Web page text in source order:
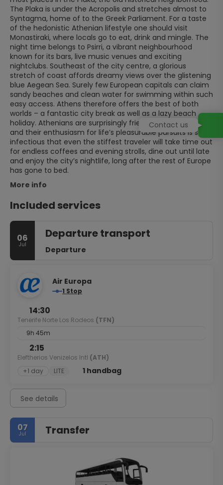
The Plaka is under the Acropolis and stretches almost to
Syntagma, home of to the Greek Parliament. For a taste
of the hedonistic Athenian lifestyle one should visit
Monastiraki, where locals go to eat, drink and mingle. The
night time belongs to Psirri, a vibrant neighbourhood
known for its bars, live music venues and exciting
nightclubs. Southeast of the city centre, a glorious
stretch of coast affords dreamy views over the glistening
blue Aegean Sea. Surely few European capitals can claim
sandy beaches and clean water for swimming within such
easy access. Athens therefore offers the best of both
worlds – a fantastic city break as well as a lazy beach
holiday. Athenians are surprisingly friendly and outgoing
and their enthusiasm for life’s pleasurable pursuits is so
infectious that even the stiffest traveler will take time out
for endless coffees and evening strolls, dine out until late
and enjoy the city’s nightlife, long after the rest of Europe
has gone to bed.
More info
Included services
06
Jul
Departure transport
Departure
Air Europa
1 Stop
14:30
Tenerife Norte Los Rodeos (TFN)
9h 45m
2:15
Eleftherios Venizelos Intl (ATH)
+1 day
LITE 1 handbag
See details
07
Jul Transfer
Contact us